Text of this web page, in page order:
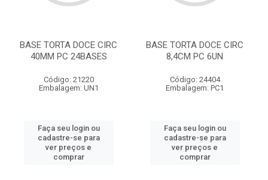
BASE TORTA DOCE CIRC
40MM PC 24BASES
Código: 21220
Embalagem: UN1
Faça seu login ou
cadastre-se para
ver preços e
comprar
BASE TORTA DOCE CIRC
8,4CM PC 6UN
Código: 24404
Embalagem: PC1
Faça seu login ou
cadastre-se para
ver preços e
comprar